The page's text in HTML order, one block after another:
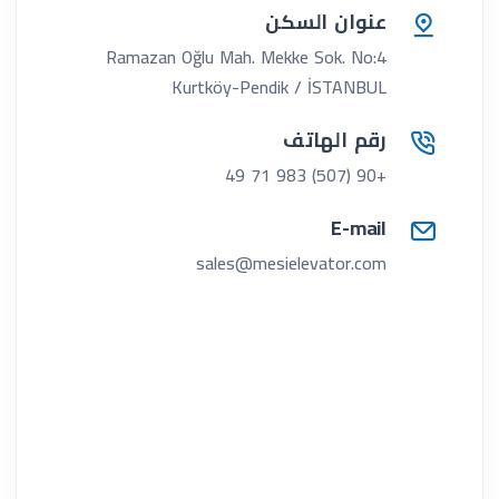
عنوان السكن
Ramazan Oğlu Mah. Mekke Sok. No:4
Kurtköy-Pendik / İSTANBUL
رقم الهاتف
E-mail
sales@mesielevator.com